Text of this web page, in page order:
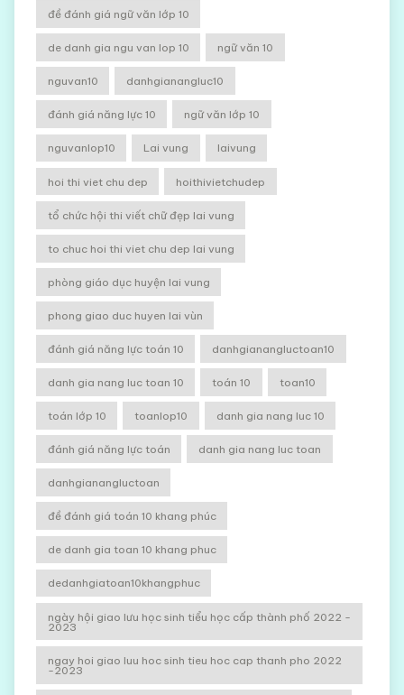
đề đánh giá ngữ văn lớp 10
de danh gia ngu van lop 10 ngữ văn 10
nguvan10 danhgianangluc10
đánh giá năng lực 10 ngữ văn lớp 10
nguvanlop10 Lai vung laivung
hoi thi viet chu dep hoithivietchudep
tổ chức hội thi viết chữ đẹp lai vung
to chuc hoi thi viet chu dep lai vung
phòng giáo dục huyện lai vung
phong giao duc huyen lai vùn
đánh giá năng lực toán 10 danhgianangluctoan10
danh gia nang luc toan 10 toán 10 toan10
toán lớp 10 toanlop10 danh gia nang luc 10
đánh giá năng lực toán danh gia nang luc toan
danhgianangluctoan
đề đánh giá toán 10 khang phúc
de danh gia toan 10 khang phuc
dedanhgiatoan10khangphuc
ngày hội giao lưu học sinh tiểu học cấp thành phố 2022 -
2023
ngay hoi giao luu hoc sinh tieu hoc cap thanh pho 2022
-2023